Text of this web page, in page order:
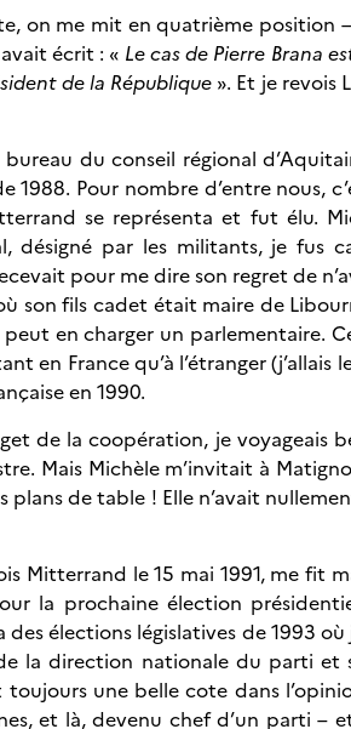
on me mit en quatrième
écrit : « Le cas de Pierre Brana
de la République ». Et je revois
bureau du conseil régional
1988. Pour nombre d’entre nous,
se représenta et fut élu.
désigné par les militants, je
pour me dire son regret de
son fils cadet était maire de
en charger un parlementaire.
France qu’à l’étranger (j’allais
en 1990.
de la coopération, je voyageais
Mais Michèle m’invitait à
de table ! Elle n’avait
Mitterrand le 15 mai 1991, me fit
la prochaine élection
des élections législatives de 1993
la direction nationale du parti
une belle cote dans
et là, devenu chef d’un parti –